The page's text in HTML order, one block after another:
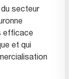
secteur
efficace
et qui